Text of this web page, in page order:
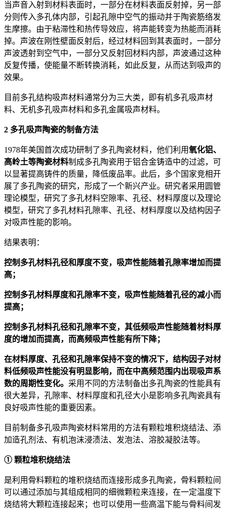
当声音入射到材料表面时，一部分在材料表面反射掉，另一部
分则传入多孔体内部，引起孔隙中空气的振动并于陶瓷筋络发
生摩擦。由于粘滞性和热传导效应，将声能转变为热能而消耗
掉。声波在刚性壁面反射后，经过材料回到其表面时，一部分
声波透射到空气中，一部分又反射回材料内部，声波通过这种
反复传播，使能量不断转换消耗，如此反复，从而达到吸声的
效果。
目前多孔结构吸声材料通常分为三大类，即有机多孔吸声材
料、无机多孔吸声材料和多孔金属吸声材料。
2 多孔吸声陶瓷的制备方法
1978年美国首次成功研制了多孔陶瓷材料，他们利用氧化铝、
高岭土等陶瓷材料制成多孔陶瓷用于铝合金铸造中的过滤，可
以显著提高铸件的质量，降低废品率。此后，多个国家竞相开
展了多孔陶瓷的研究，形成了一个新兴产业。研究者采用圆管
理论模型，研究了多孔材料空隙率、孔径、材料厚度以及理论
模型，研究了多孔材料孔隙率、孔径、材料厚度以及结构因子
对吸声性能的影响。
结果表明：
控制多孔材料孔径和厚度不变，吸声性能随着孔隙率增加而提
高；
控制多孔材料厚度和孔隙率不变，吸声性能随着孔径的减小而
提高；
控制多孔材料孔径和孔隙率不变，其低频吸声性能随着材料厚
度的增加而提高，而高频吸声性能有所下降；
在材料厚度、孔径和孔隙率保持不变的情况下，结构因子对材
料低频吸声性能没有明显影响，而在中高频范围内出现吸声系
数的周期性变化。 采用不同的方法制备出多孔陶瓷的性能具有
很大差异，孔隙率、材料厚度和孔径大小是影响多孔陶瓷具有
良好吸声性能的重要因素。
目前制备多孔吸声陶瓷材料常用的方法有颗粒堆积烧结法、添
加造孔剂法、有机泡沫浸渍法、发泡法、溶胶凝胶法等。
① 颗粒堆积烧结法
是利用骨料颗粒的堆积烧结而连接形成多孔陶瓷，骨料颗粒间
可以通过添加与其组成相同的细微颗粒来连接，在一定温度下
烧结将大颗粒连接起来；也可以使用一些高温下能与骨料间发